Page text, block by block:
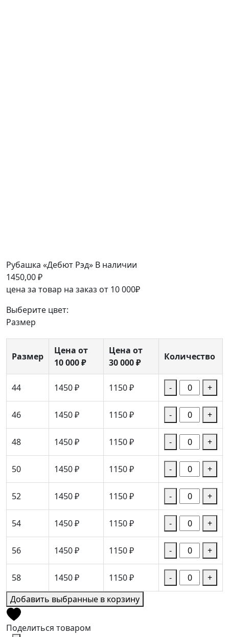
Рубашка «Дебют Рэд» В наличии
1450,00₽
цена за товар на заказ от 10 000₽
Выберите цвет:
Размер
Размер
Цена от
10 000 ₽
Цена от
30 000 ₽
Количество
44 1450 ₽ 1150 ₽ - +
46 1450 ₽ 1150 ₽ - +
48 1450 ₽ 1150 ₽ - +
50 1450 ₽ 1150 ₽ - +
52 1450 ₽ 1150 ₽ - +
54 1450 ₽ 1150 ₽ - +
56 1450 ₽ 1150 ₽ - +
58 1450 ₽ 1150 ₽ -
+
Добавить выбранные в корзину
Поделиться товаром